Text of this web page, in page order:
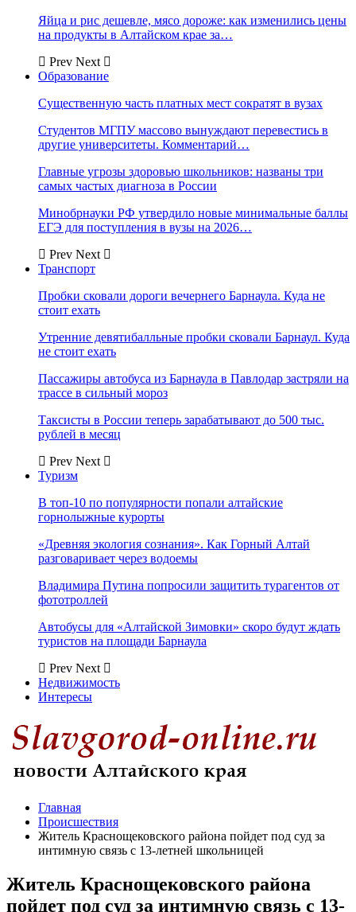
Яйца и рис дешевле, мясо дороже: как изменились цены
на продукты в Алтайском крае за…
Prev Next
Образование
Существенную часть платных мест сократят в вузах
Студентов МГПУ массово вынуждают перевестись в
другие университеты. Комментарий…
Главные угрозы здоровью школьников: названы три
самых частых диагноза в России
Минобрнауки РФ утвердило новые минимальные баллы
ЕГЭ для поступления в вузы на 2026…
Prev Next
Транспорт
Пробки сковали дороги вечернего Барнаула. Куда не
стоит ехать
Утренние девятибалльные пробки сковали Барнаул. Куда
не стоит ехать
Пассажиры автобуса из Барнаула в Павлодар застряли на
трассе в сильный мороз
Таксисты в России теперь зарабатывают до 500 тыс.
рублей в месяц
Prev Next
Туризм
В топ-10 по популярности попали алтайские
горнолыжные курорты
«Древняя экология сознания». Как Горный Алтай
разговаривает через водоемы
Владимира Путина попросили защитить турагентов от
фототроллей
Автобусы для «Алтайской Зимовки» скоро будут ждать
туристов на площади Барнаула
Prev Next
Недвижимость
Интересы
Главная
Происшествия
Житель Краснощековского района пойдет под суд за
интимную связь с 13-летней школьницей
Житель Краснощековского района
пойдет под суд за интимную связь с 13-